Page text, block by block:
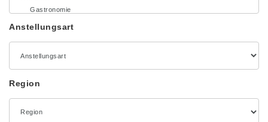
Anstellungsart
Region